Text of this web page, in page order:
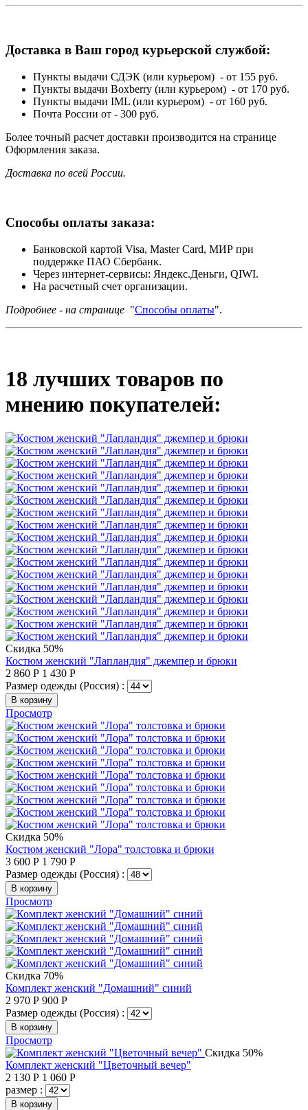
Доставка в Ваш город курьерской службой:
Пункты выдачи СДЭК (или курьером) - от 155 руб.
Пункты выдачи Boxberry (или курьером) - от 170 руб.
Пункты выдачи IML (или курьером) - от 160 руб.
Почта России от - 300 руб.
Более точный расчет доставки производится на странице
Оформления заказа.
Доставка по всей России.
Способы оплаты заказа:
Банковской картой Visa, Master Card, МИР при
поддержке ПАО Сбербанк.
Через интернет-сервисы: Яндекс.Деньги, QIWI.
На расчетный счет организации.
Подробнее - на странице "Способы оплаты".
18 лучших товаров по
мнению покупателей:
Скидка 50%
Костюм женский "Лапландия" джемпер и брюки
2 860 Р 1 430 Р
Размер одежды (Россия) :
В корзину
Просмотр
Скидка 50%
Костюм женский "Лора" толстовка и брюки
3 600 Р 1 790 Р
Размер одежды (Россия) :
В корзину
Просмотр
Скидка 70%
Комплект женский "Домашний" синий
2 970 Р 900 Р
Размер одежды (Россия) :
В корзину
Просмотр
Скидка 50%
Комплект женский "Цветочный вечер"
2 130 Р 1 060 Р
размер :
В корзину